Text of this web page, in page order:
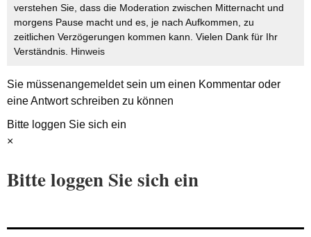
verstehen Sie, dass die Moderation zwischen Mitternacht und
morgens Pause macht und es, je nach Aufkommen, zu
zeitlichen Verzögerungen kommen kann. Vielen Dank für Ihr
Verständnis. Hinweis
Sie müssenangemeldetsein um einen Kommentar oder
eine Antwort schreiben zu können
Bitte loggen Sie sich ein
×
Bitte loggen Sie sich ein